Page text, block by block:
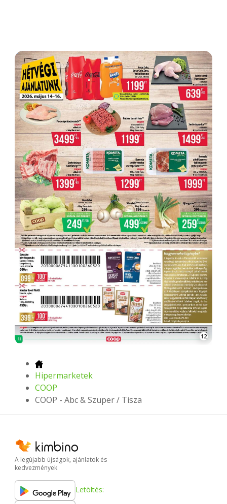
12
Hipermarketek
COOP
COOP - Abc & Szuper / Tisza
A legújabb újságok, ajánlatok és
kedvezmények
Letöltés: